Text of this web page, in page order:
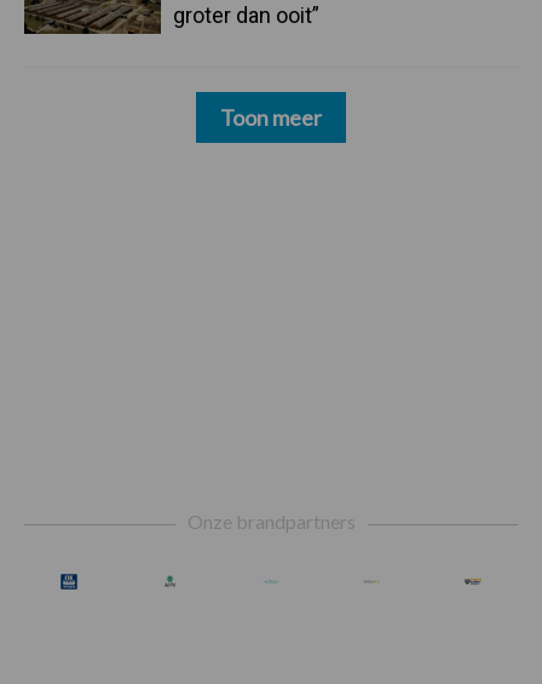
groter dan ooit”
Toon meer
Onze brandpartners